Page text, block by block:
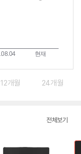
12개월 24개월
전체보기